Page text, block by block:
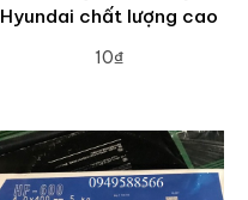
Hyundai chất lượng cao
10₫